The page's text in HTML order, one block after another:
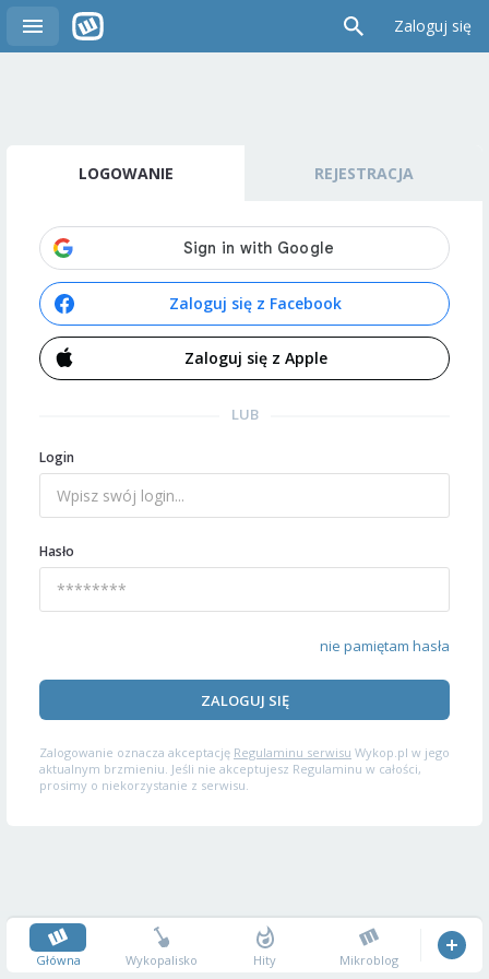
Zaloguj się
LOGOWANIE REJESTRACJA
Zaloguj się z Facebook
Zaloguj się z Apple
LUB
Login
Hasło
nie pamiętam hasła
ZALOGUJ SIĘ
Zalogowanie oznacza akceptację Regulaminu serwisu Wykop.pl w jego
aktualnym brzmieniu. Jeśli nie akceptujesz Regulaminu w całości,
prosimy o niekorzystanie z serwisu.
Główna Wykopalisko Hity Mikroblog